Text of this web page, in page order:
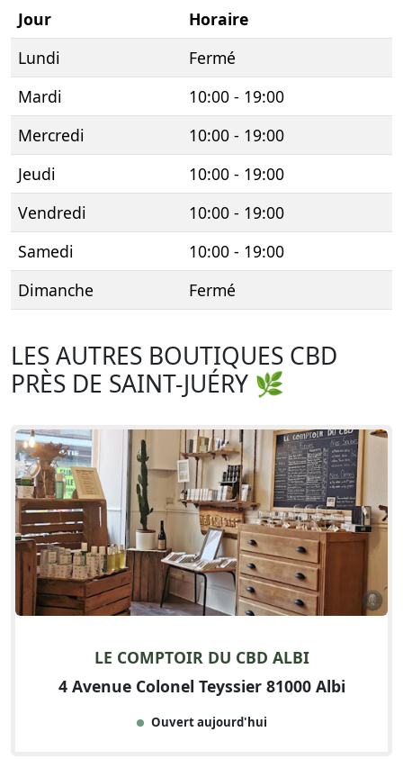
Jour
Horaire
Lundi
Fermé
Mardi
10:00 - 19:00
Mercredi
10:00 - 19:00
Jeudi
10:00 - 19:00
Vendredi
10:00 - 19:00
Samedi
10:00 - 19:00
Dimanche
Fermé
LES AUTRES BOUTIQUES CBD
PRÈS DE SAINT-JUÉRY 🌿
LE COMPTOIR DU CBD ALBI
4 Avenue Colonel Teyssier 81000 Albi
Ouvert aujourd'hui